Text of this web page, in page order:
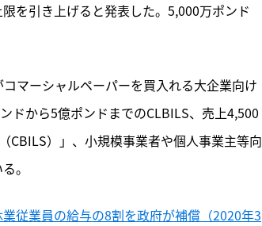
を引き上げると発表した。5,000万ポンド
マーシャルペーパーを買入れる大企業向け
ドから5億ポンドまでのCLBILS、売上4,500
）」、小規模事業者や個人事業主等向
。
従業員の給与の8割を政府が補償（2020年3